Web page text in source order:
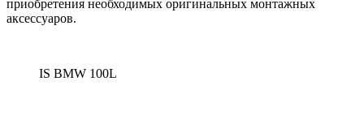
приобретения необходимых оригинальных монтажных
аксессуаров.
IS BMW 100L